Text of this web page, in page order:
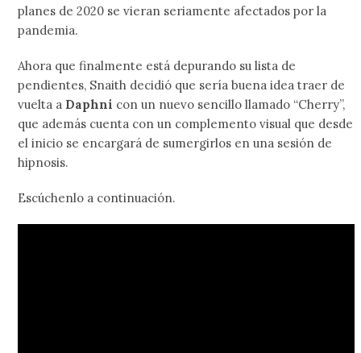
planes de 2020 se vieran seriamente afectados por la
pandemia.
Ahora que finalmente está depurando su lista de
pendientes, Snaith decidió que sería buena idea traer de
vuelta a Daphni con un nuevo sencillo llamado “Cherry”,
que además cuenta con un complemento visual que desde
el inicio se encargará de sumergirlos en una sesión de
hipnosis.
Escúchenlo a continuación.